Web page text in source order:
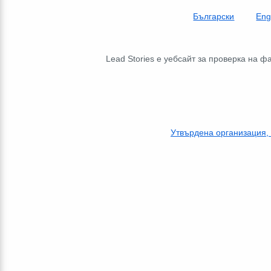
Български
Lead Stories е уебсайт за проверка на
Утвърдена